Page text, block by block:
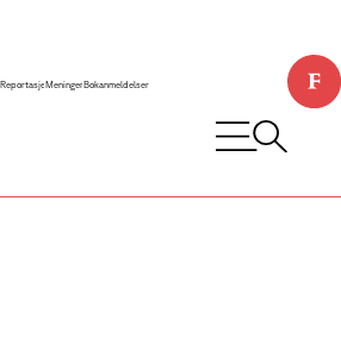
Reportasje Meninger Bokanmeldelser